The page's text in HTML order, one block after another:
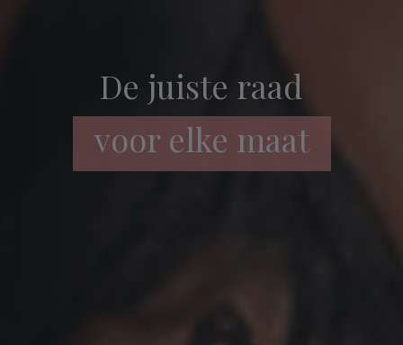
De juiste raad
voor elke maat